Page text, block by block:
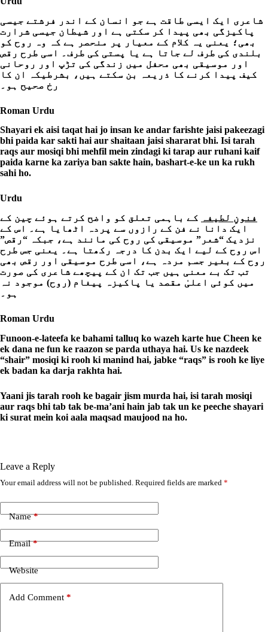
شاعری ایک ایسی طاقت ہے جو انسان کے اندر فرشتے جیسی
پاکیزگی بھی پیدا کر سکتی ہے اور شیطان جیسی شرارت
بھی؛ یعنی یہ کلام کے معیار پر منحصر ہے کہ وہ روح کو
بلندی کی طرف لے جاتا ہے یا پستی کی طرف۔ اسی طرح رقص
اور موسیقی بھی محفل میں زندگی کی تڑپ اور روحانی
کیف پیدا کرنے کا ذریعہ بن سکتے ہیں، بشرطیکہ ان کا
رخ صحیح ہو۔
Roman Urdu
Shayari ek aisi taqat hai jo insan ke andar farishte jaisi pakeezagi
bhi paida kar sakti hai aur shaitaan jaisi shararat bhi. Isi tarah
raqs aur mosiqi bhi mehfil mein zindagi ki tarap aur ruhani kaif
paida karne ka zariya ban sakte hain, bashart-e-ke un ka rukh
sahi ho.
Urdu
فنونِ لطیفہ کے باہمی تعلق کو واضح کرتے ہوئے چین کے
ایک دانا نے فن کے رازوں سے پردہ اٹھایا ہے۔ اس کے
نزدیک “شعر” موسیقی کی روح کی مانند ہے، جبکہ “رقص”
اس روح کے لیے ایک بدن کا درجہ رکھتا ہے۔ یعنی جس طرح
روح کے بغیر جسم مردہ ہے، اسی طرح موسیقی اور رقص بھی
تب تک بے معنی ہیں جب تک ان کے پیچھے شاعری کی صورت
میں کوئی اعلیٰ مقصد یا پاکیزہ پیغام (روح) موجود نہ
ہو۔
Roman Urdu
Funoon-e-lateefa ke bahami talluq ko wazeh karte hue Cheen ke
ek dana ne fun ke raazon se parda uthaya hai. Us ke nazdeek
“shair” mosiqi ki rooh ki manind hai, jabke “raqs” is rooh ke liye
ek badan ka darja rakhta hai.
Yaani jis tarah rooh ke bagair jism murda hai, isi tarah mosiqi
aur raqs bhi tab tak be-ma’ani hain jab tak un ke peeche shayari
ki surat mein koi aala maqsad maujood na ho.
Leave a Reply
Your email address will not be published. Required fields are marked *
Name*
Email*
Website
Add Comment *
A
t
e
t
i